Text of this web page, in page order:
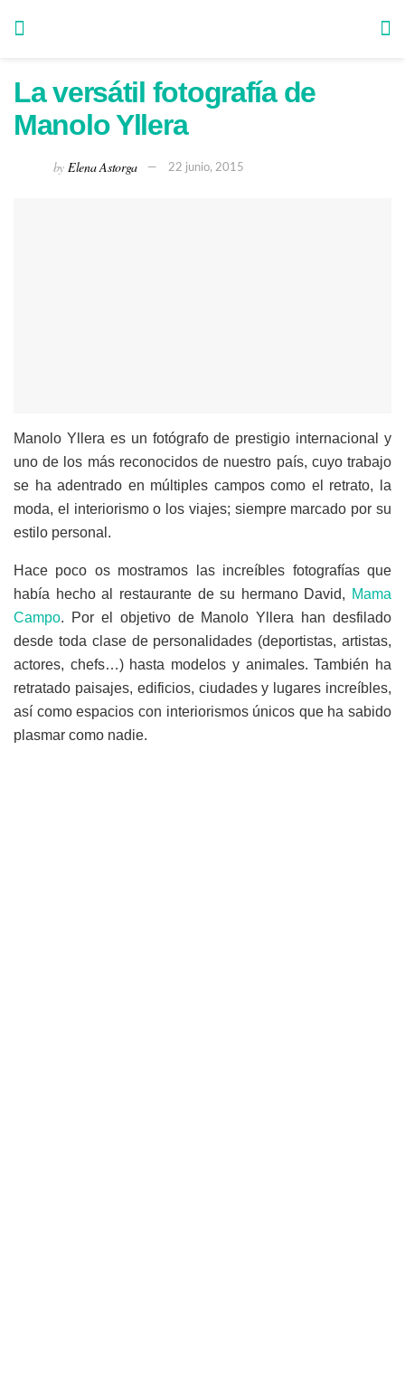
La versátil fotografía de
Manolo Yllera
by Elena Astorga 22 junio, 2015
Manolo Yllera es un fotógrafo de prestigio internacional y
uno de los más reconocidos de nuestro país, cuyo trabajo
se ha adentrado en múltiples campos como el retrato, la
moda, el interiorismo o los viajes; siempre marcado por su
estilo personal.
Hace poco os mostramos las increíbles fotografías que
había hecho al restaurante de su hermano David, Mama
Campo. Por el objetivo de Manolo Yllera han desfilado
desde toda clase de personalidades (deportistas, artistas,
actores, chefs…) hasta modelos y animales. También ha
retratado paisajes, edificios, ciudades y lugares increíbles,
así como espacios con interiorismos únicos que ha sabido
plasmar como nadie.